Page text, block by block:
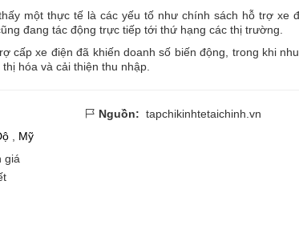
một thực tế là các yếu tố như chính sách hỗ trợ xe
đang tác động trực tiếp tới thứ hạng các thị trường.
cấp xe điện đã khiến doanh số biến động, trong khi
hóa và cải thiện thu nhập.
Nguồn: tapchikinhtetaichinh.vn
Mỹ
giá